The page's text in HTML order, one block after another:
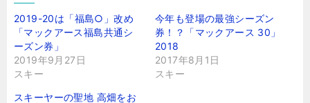
2019-20は「福島○」改め
「マックアース福島共通シ
ーズン券」
2019年9月27日
スキー
今年も登場の最強シーズン
券！？「マックアース 30」
2018
2017年8月1日
スキー
スキーヤーの聖地 高畑をお